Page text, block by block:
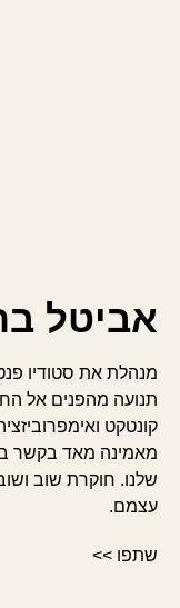
אביטל
מנהלת את סטודיו
תנועה מהפנים אל
קונטקט
מאמינה מאד בקשר
שלנו. חוקרת שוב
עצמם.
שתפו >>